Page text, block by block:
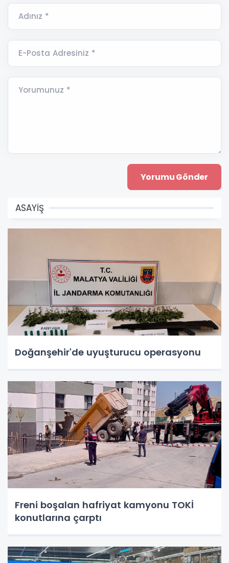
Adınız *
E-Posta Adresiniz *
Yorumunuz *
ASAYİŞ
Doğanşehir'de uyuşturucu operasyonu
Freni boşalan hafriyat kamyonu TOKİ
konutlarına çarptı